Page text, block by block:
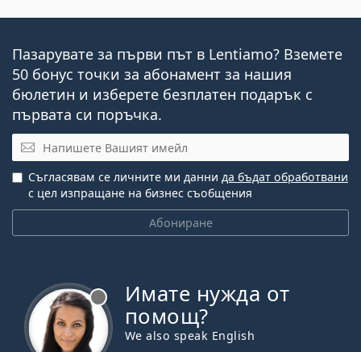
Пазарувате за първи път в Lentiamo? Вземете
50 бонус точки за абонамент за нашия
бюлетин и изберете безплатен подарък с
първата си поръчка.
Имейл
Абониране
Съгласявам се личните ми данни да бъдат обработвани
с цел изпращане на бизнес съобщения
Имате нужда от
помощ?
We also speak English